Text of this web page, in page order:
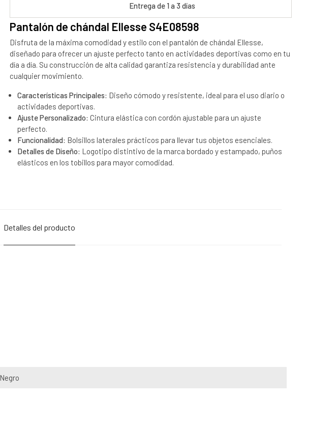
Entrega de 1 a 3 días
Pantalón de chándal Ellesse S4E08598
Disfruta de la máxima comodidad y estilo con el pantalón de chándal Ellesse,
diseñado para ofrecer un ajuste perfecto tanto en actividades deportivas como en tu
día a día. Su construcción de alta calidad garantiza resistencia y durabilidad ante
cualquier movimiento.
Características Principales: Diseño cómodo y resistente, ideal para el uso diario o
actividades deportivas.
Ajuste Personalizado: Cintura elástica con cordón ajustable para un ajuste
perfecto.
Funcionalidad: Bolsillos laterales prácticos para llevar tus objetos esenciales.
Detalles de Diseño: Logotipo distintivo de la marca bordado y estampado, puños
elásticos en los tobillos para mayor comodidad.
Detalles del producto
Negro